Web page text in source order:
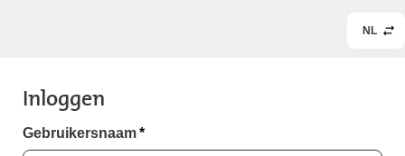
NL
Inloggen
Gebruikersnaam*